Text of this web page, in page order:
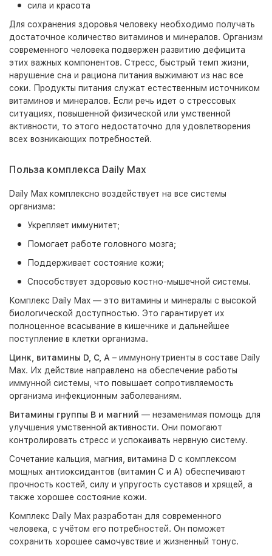
сила и красота
Для сохранения здоровья человеку необходимо получать
достаточное количество витаминов и минералов. Организм
современного человека подвержен развитию дефицита
этих важных компонентов. Стресс, быстрый темп жизни,
нарушение сна и рациона питания выжимают из нас все
соки. Продукты питания служат естественным источником
витаминов и минералов. Если речь идет о стрессовых
ситуациях, повышенной физической или умственной
активности, то этого недостаточно для удовлетворения
всех возникающих потребностей.
Польза комплекса Daily Max
Daily Max комплексно воздействует на все системы
организма:
Укрепляет иммунитет;
Помогает работе головного мозга;
Поддерживает состояние кожи;
Способствует здоровью костно-мышечной системы.
Комплекс Daily Max — это витамины и минералы с высокой
биологической доступностью. Это гарантирует их
полноценное всасывание в кишечнике и дальнейшее
поступление в клетки организма.
Цинк, витамины D, С, А – иммунонутриенты в составе Daily
Max. Их действие направлено на обеспечение работы
иммунной системы, что повышает сопротивляемость
организма инфекционным заболеваниям.
Витамины группы В и магний — незаменимая помощь для
улучшения умственной активности. Они помогают
контролировать стресс и успокаивать нервную систему.
Сочетание кальция, магния, витамина D с комплексом
мощных антиоксидантов (витамин С и A) обеспечивают
прочность костей, силу и упругость суставов и хрящей, а
также хорошее состояние кожи.
Комплекс Daily Max разработан для современного
человека, с учётом его потребностей. Он поможет
сохранить хорошее самочувствие и жизненный тонус.